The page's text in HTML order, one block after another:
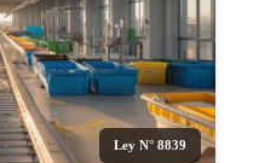
Ley N° 8839